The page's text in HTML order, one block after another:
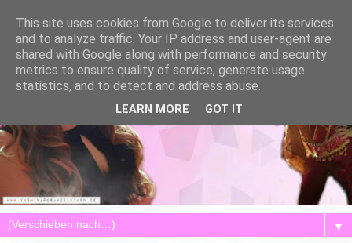
▼
This site uses cookies from Google to deliver its services
and to analyze traffic. Your IP address and user-agent are
shared with Google along with performance and security
metrics to ensure quality of service, generate usage
statistics, and to detect and address abuse.
LEARN MORE GOT IT